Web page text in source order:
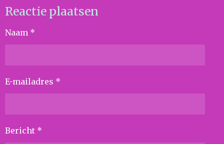
Reactie plaatsen
Naam *
E-mailadres *
Bericht *